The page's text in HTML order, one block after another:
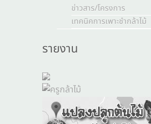
ข่าวสาร/โครงการ
เทคนิคการเพาะชำกล้าไม้
รายงาน